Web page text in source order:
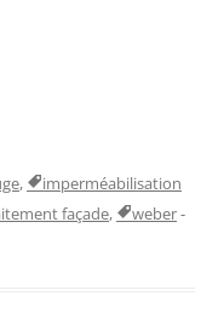
,
imperméabilisation
façade, weber-